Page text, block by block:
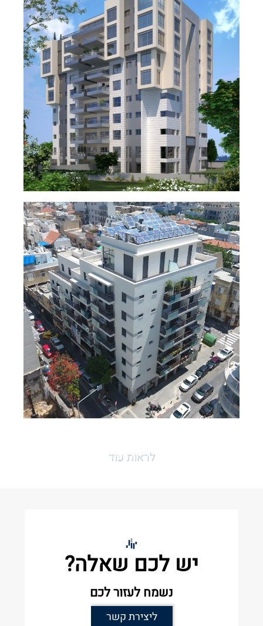
לראות עוד
יש לכם שאלה?
נשמח לעזור לכם
ליצירת קשר